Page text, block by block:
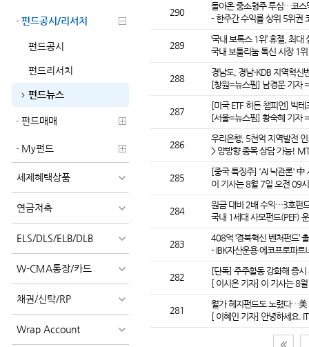
펀드공시/리서치
펀드공시
펀드리서치
펀드뉴스
펀드매매
My펀드
세제혜택상품
연금저축
ELS/DLS/ELB/DLB
W-CMA통장/카드
채권/신탁/RP
Wrap Account
290
돌아온 중소형주 투심…코스
- 한주간 수익률 상위 5위권
289
‘국내 보톡스 1위’ 휴젤, 최
국내 보툴리눔 톡신 시장 1
288
경남도, 경남-KDB 지역혁
[창원=뉴스핌] 남경문 기자
287
[미국 ETF 히든 챔피언] 빅
[서울=뉴스핌] 황숙혜 기자
286
우리은행, 5천억 지역발전
> 양방향 종목 상담 가능!
285
[중국 특징주] 'AI 낙관론' 中
이 기사는 8월 7일 오전 09
284
원금 대비 2배 수익…3호펀
국내 1세대 사모펀드(PEF)
283
408억 ‘경북혁신 벤처펀드’
- IBK자산운용·에코프로파
282
[단독] 주주활동 강화해 증
[ 이시은 기자] 이 기사는 8
281
월가 헤지펀드도 노렸다…美
[ 이혜인 기자] 안녕하세요.